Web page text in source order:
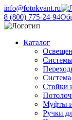
info@fotokvant.ru
8 (800) 775-24-94
Каталог
Стойки
Муфты и
Ручки